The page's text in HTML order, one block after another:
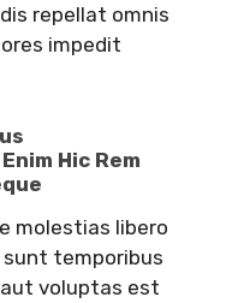
repellat omnis
impedit
Hic Rem
molestias libero
sunt temporibus
voluptas est